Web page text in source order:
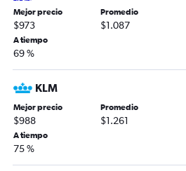
Mejor precio
$973
Promedio
$1.087
A tiempo
69 %
KLM
Mejor precio
$988
Promedio
$1.261
A tiempo
75 %